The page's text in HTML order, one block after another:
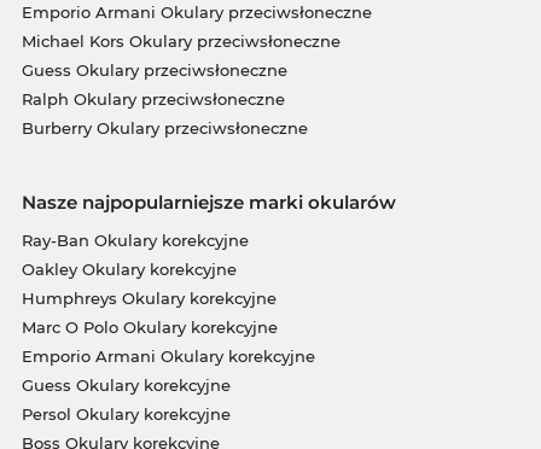
Emporio Armani Okulary przeciwsłoneczne
Michael Kors Okulary przeciwsłoneczne
Guess Okulary przeciwsłoneczne
Ralph Okulary przeciwsłoneczne
Burberry Okulary przeciwsłoneczne
Nasze najpopularniejsze marki okularów
Ray-Ban Okulary korekcyjne
Oakley Okulary korekcyjne
Humphreys Okulary korekcyjne
Marc O Polo Okulary korekcyjne
Emporio Armani Okulary korekcyjne
Guess Okulary korekcyjne
Persol Okulary korekcyjne
Boss Okulary korekcyjne